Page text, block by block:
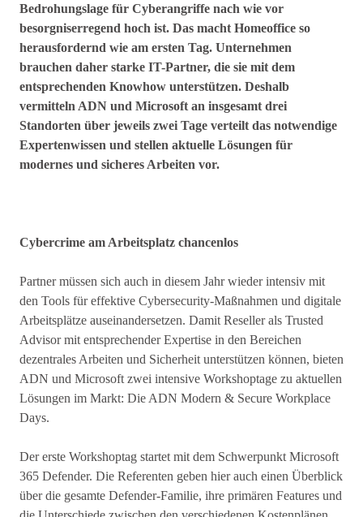
Bedrohungslage für Cyberangriffe nach wie vor
besorgniserregend hoch ist. Das macht Homeoffice so
herausfordernd wie am ersten Tag. Unternehmen
brauchen daher starke IT-Partner, die sie mit dem
entsprechenden Knowhow unterstützen. Deshalb
vermitteln ADN und Microsoft an insgesamt drei
Standorten über jeweils zwei Tage verteilt das notwendige
Expertenwissen und stellen aktuelle Lösungen für
modernes und sicheres Arbeiten vor.
Cybercrime am Arbeitsplatz chancenlos
Partner müssen sich auch in diesem Jahr wieder intensiv mit
den Tools für effektive Cybersecurity-Maßnahmen und digitale
Arbeitsplätze auseinandersetzen. Damit Reseller als Trusted
Advisor mit entsprechender Expertise in den Bereichen
dezentrales Arbeiten und Sicherheit unterstützen können, bieten
ADN und Microsoft zwei intensive Workshoptage zu aktuellen
Lösungen im Markt: Die ADN Modern & Secure Workplace
Days.
Der erste Workshoptag startet mit dem Schwerpunkt Microsoft
365 Defender. Die Referenten geben hier auch einen Überblick
über die gesamte Defender-Familie, ihre primären Features und